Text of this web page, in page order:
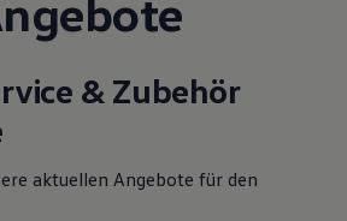
und Fahrzeug verbinden
für Software, Karten und Radio
Kundenbetreuung
& Zubehör
aktuellen Angebote für den